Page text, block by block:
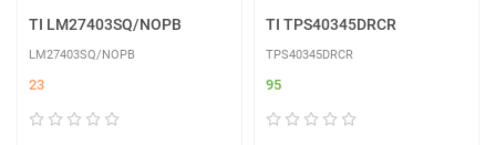
TI LM27403SQ/NOPB
LM27403SQ/NOPB
23
TI TPS40345DRCR
TPS40345DRCR
95